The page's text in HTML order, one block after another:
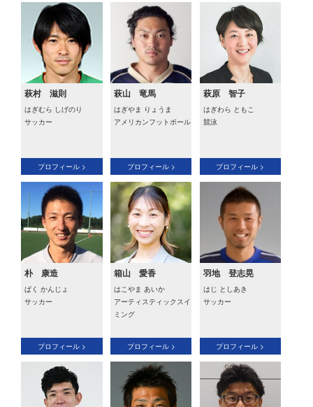
萩村 滋則
はぎむら しげのり
サッカー
プロフィール >
萩山 竜馬
はぎやま りょうま
アメリカンフットボール
プロフィール >
萩原 智子
はぎわら ともこ
競泳
プロフィール >
朴 康造
ぱく かんじょ
サッカー
プロフィール >
箱山 愛香
はこやま あいか
アーティスティックスイ
ミング
プロフィール >
羽地 登志晃
はじ としあき
サッカー
プロフィール >